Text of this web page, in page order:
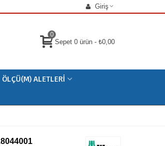
Giriş
0
Sepet 0 ürün - ₺0,00
ÖLÇÜ(M) ALETLERI